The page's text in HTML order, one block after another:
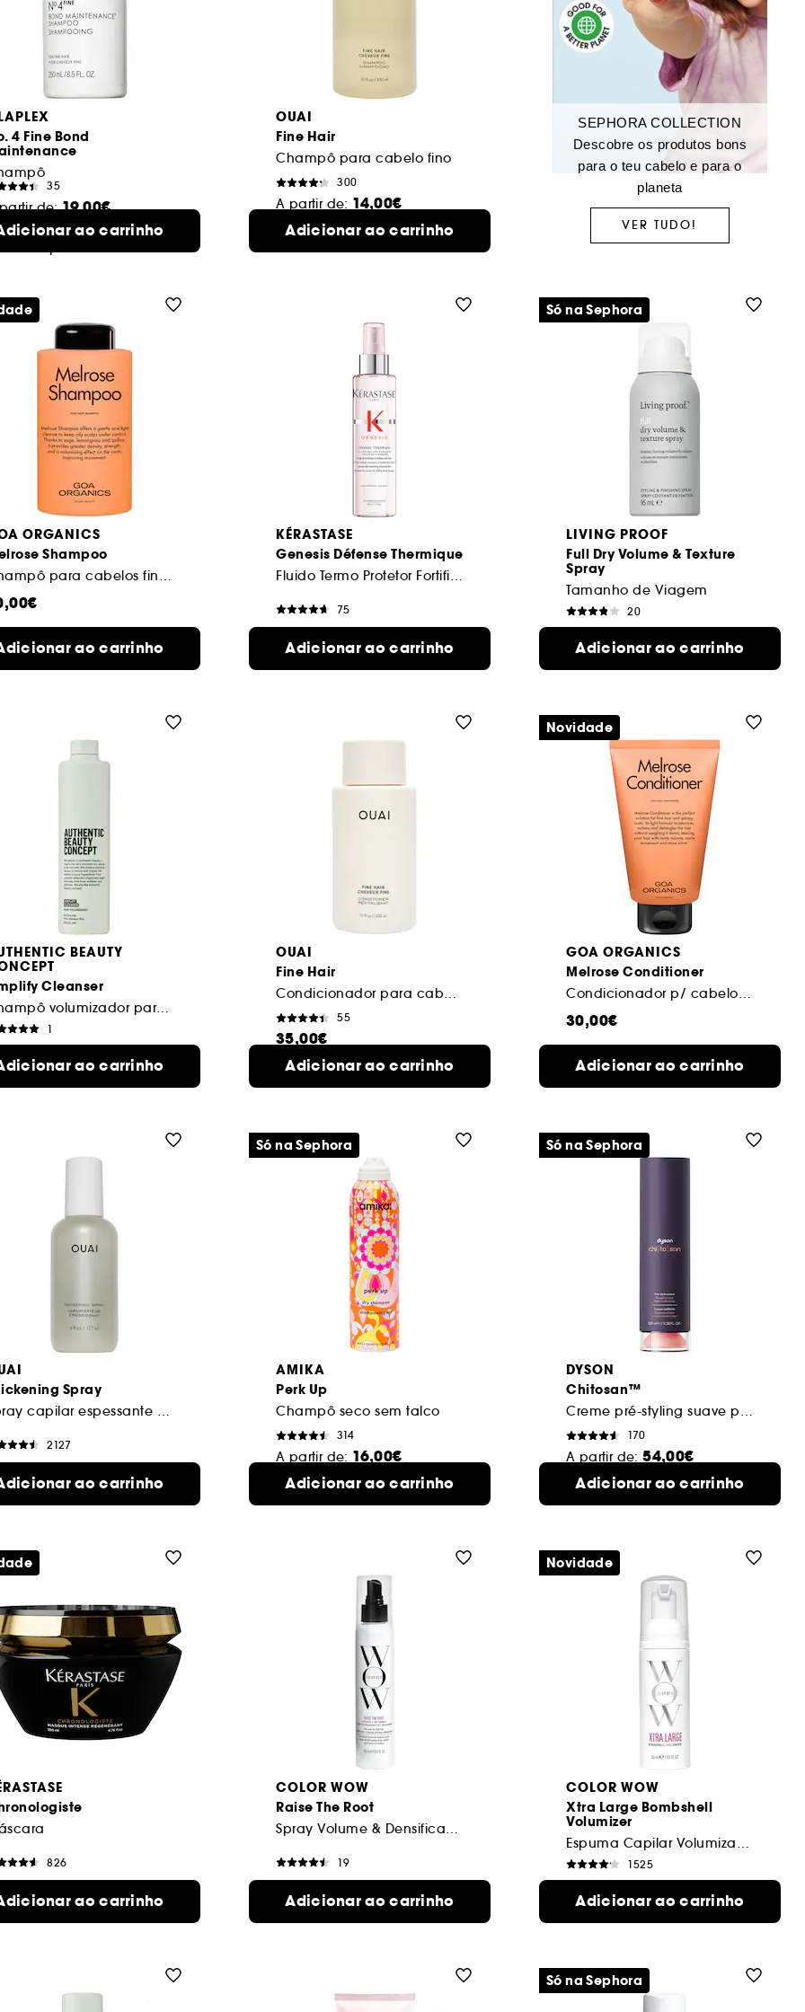
4 Fine Bond
35
de:19,00€
2 formatosao carrinho
OUAI
Fine Hair
Champô para cabelo fino
300
A partir de: 14,00€
300
2 formatos
Adicionar ao carrinho
SEPHORA COLLECTION
Descobre os produtos bons
para o teu cabelo e para o
planeta
VER TUDO!
ORGANICS
Shampoo
ao carrinho
KÉRASTASE
Genesis Défense Thermique
75
41,00€
Adicionar ao carrinho
LIVING PROOF
Full Dry Volume & Texture
Spray
Tamanho de Viagem
20
20,00€
Adicionar ao carrinho
Só na Sephora
BEAUTY
Cleanser
Champô volumizador para cabelo fino
1
ao carrinho
OUAI
Fine Hair
55
35,00€
300
2 formatos
Adicionar ao carrinho
GOA ORGANICS
Melrose Conditioner
30,00€
Adicionar ao carrinho
Novidade
Spray
2127
ao carrinho
AMIKA
Perk Up
Champô seco sem talco
314
A partir de: 16,00€
233 ml2 formatos
Adicionar ao carrinho
Só na Sephora
DYSON
Chitosan™
170
A partir de:54,00€
100ml2 formatos disponíveis
Adicionar ao carrinho
Só na Sephora
826
ao carrinho
COLOR WOW
Raise The Root
19
31,00€
Adicionar ao carrinho
COLOR WOW
Xtra Large Bombshell
Volumizer
1525
21,00€
Adicionar ao carrinho
Novidade
Só na Sephora